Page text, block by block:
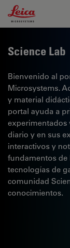
Leica
Science Lab
Bienvenido al
Microsystems.
y material
portal ayuda a
experimentados
diario y en sus
interactivos y
fundamentos de
tecnologías de
comunidad
conocimientos.